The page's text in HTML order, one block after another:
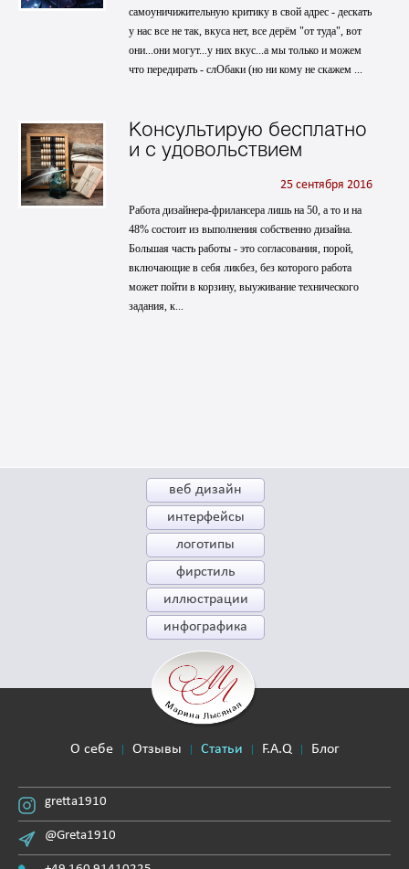
самоуничижительную критику в свой адрес - дескать
у нас все не так, вкуса нет, все дерём "от туда", вот
они...они могут...у них вкус...а мы только и можем
что передирать - слОбаки (но ни кому не скажем ...
Консультирую бесплатно
и с удовольствием
25 сентября 2016
Работа дизайнера-фрилансера лишь на 50, а то и на
48% состоит из выполнения собственно дизайна.
Большая часть работы - это согласования, порой,
включающие в себя ликбез, без которого работа
может пойти в корзину, выуживание технического
задания, к...
веб дизайн
интерфейсы
логотипы
фирстиль
иллюстрации
инфографика
О себе Отзывы Статьи F.A.Q Блог
gretta1910
@Greta1910